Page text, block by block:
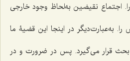
اجتماع نقیضین به‌لحاظ وجود خارجی
به‌عبارت‌دیگر در اینجا این قضیۀ ما
بحث قرار می‌گیرد. پس در ضرورت و در